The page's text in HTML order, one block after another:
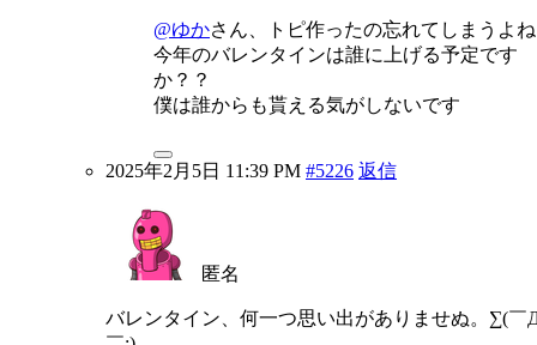
@ゆかさん、トピ作ったの忘れてしまうよね
今年のバレンタインは誰に上げる予定です
か？？
僕は誰からも貰える気がしないです
2025年2月5日 11:39 PM #5226 返信
匿名
バレンタイン、何一つ思い出がありませぬ。∑(￣